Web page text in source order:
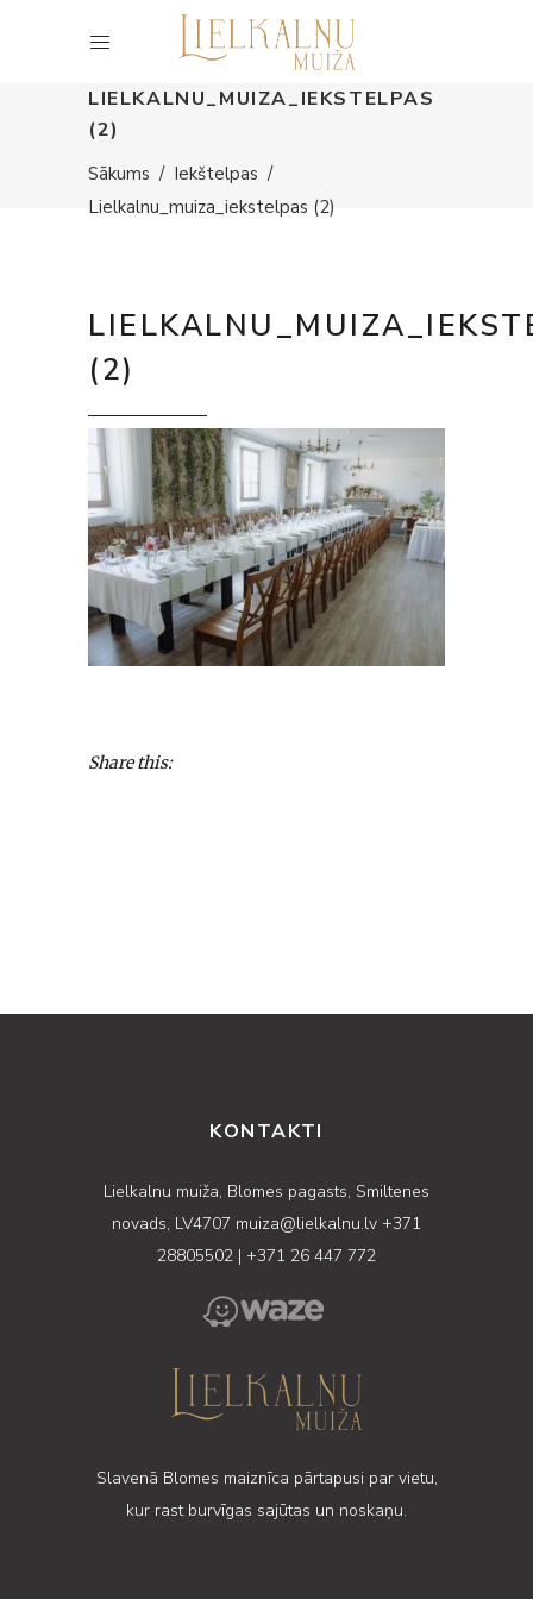
LIELKALNU_MUIZA_IEKSTELPAS
(2)
Sākums / Iekštelpas /
Lielkalnu_muiza_iekstelpas (2)
(2)
Share this:
KONTAKTI
Lielkalnu muiža, Blomes pagasts, Smiltenes
novads, LV4707 muiza@lielkalnu.lv +371
28805502 | +371 26 447 772
Slavenā Blomes maiznīca pārtapusi par vietu,
kur rast burvīgas sajūtas un noskaņu.